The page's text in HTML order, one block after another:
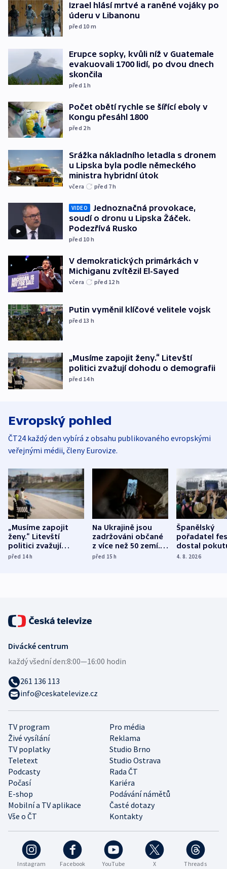
Izrael hlásí mrtvé a raněné vojáky po
úderu v Libanonu
před 10 m
Erupce sopky, kvůli níž v Guatemale
evakuovali 1700 lidí, po dvou dnech
skončila
před 1h
Počet obětí rychle se šířící eboly v
Kongu přesáhl 1800
před 2h
Srážka nákladního letadla s dronem
u Lipska byla podle německého
ministra hybridní útok
včera před 7h
VIDEO
Jednoznačná provokace,
soudí o dronu u Lipska Žáček.
Podezřívá Rusko
před 10 h
V demokratických primárkách v
Michiganu zvítězil El-Sayed
včera před 12 h
Putin vyměnil klíčové velitele vojsk
před 13 h
„Musíme zapojit ženy.“ Litevští
politici zvažují dohodu o demografii
před 14h
Evropský pohled
ČT24 každý den vybírá z obsahu publikovaného evropskými
veřejnými médii, členy Eurovize.
„Musíme zapojit
ženy.“ Litevští
politici zvažují
dohodu o
před 14h
Na Ukrajině jsou
zadržováni občané
z více než 50 zemí.
Bojovali na straně
před 15h
Španělský
pořadatel
dostal
nekalé
4. 8. 2026
Instagram Facebook YouTube X Threads
TV program
Pro média
Živé vysílání
Reklama
TV poplatky
Studio Brno
Teletext
Studio Ostrava
Podcasty
Rada ČT
Počasí
Kariéra
E-shop
Podávání námětů
Mobilní a TV aplikace
Časté dotazy
Vše o ČT
Kontakty
Divácké centrum
každý všední den:8:00—16:00 hodin
261 136 113
info@ceskatelevize.cz